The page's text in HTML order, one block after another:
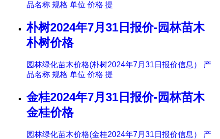
品名称 规格 单位 价格 提
朴树2024年7月31日报价-园林苗木
朴树价格
园林绿化苗木价格(朴树2024年7月31日报价信息） 产
品名称 规格 单位 价格 提
金桂2024年7月31日报价-园林苗木
金桂价格
园林绿化苗木价格(金桂2024年7月31日报价信息） 产